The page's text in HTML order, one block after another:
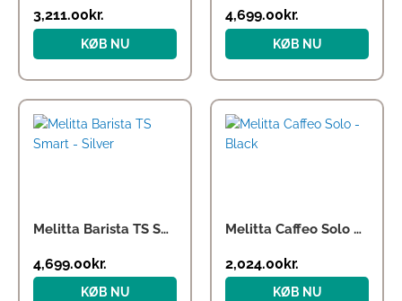
3,211.00 kr.
KØB NU
4,699.00 kr.
KØB NU
Melitta Barista TS Smart – Silver
oprindelige
pris
4,699.00kr.
aktuelle
pris
KØB NU
Melitta Caffeo Solo – Black
2,024.00kr.
KØB NU